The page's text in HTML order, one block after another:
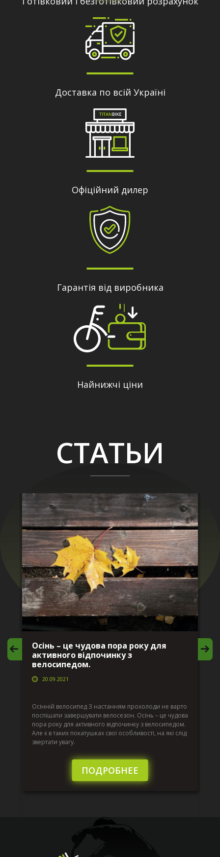
Доставка по всій Україні
Офіційний дилер
Гарантія від виробника
Найнижчі ціни
СТАТЬИ
Осінь – це чудова пора року для
активного відпочинку з
велосипедом.
20.09.2021
Осінній велосипед З настанням прохолоди не варто
поспішати завершувати велосезон. Осінь – це чудова
пора року для активного відпочинку з велосипедом.
Але є в таких покатушках свої особливості, на які слід
звертати увагу.
ПОДРОБНЕЕ